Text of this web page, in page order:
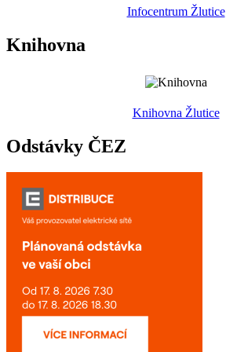
Infocentrum Žlutice
Knihovna
Knihovna Žlutice
Odstávky ČEZ